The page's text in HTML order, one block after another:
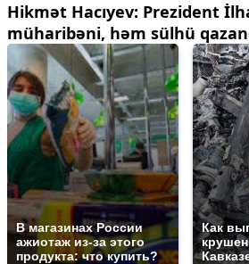
Hikmət Hacıyev: Prezident
müharibəni, həm sülhü
В магазинах России
ажиотаж из-за этого
продукта: что купить?
Как